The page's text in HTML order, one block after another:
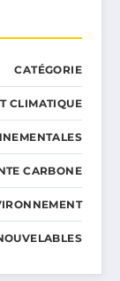
CATÉGORIE
CLIMATIQUE
CARBONE